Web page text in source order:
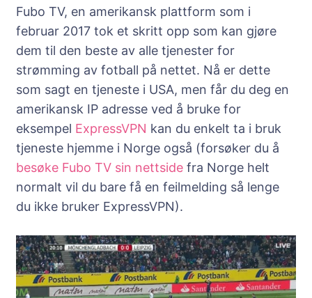
Fubo TV, en amerikansk plattform som i
februar 2017 tok et skritt opp som kan gjøre
dem til den beste av alle tjenester for
strømming av fotball på nettet. Nå er dette
som sagt en tjeneste i USA, men får du deg en
amerikansk IP adresse ved å bruke for
eksempel ExpressVPN kan du enkelt ta i bruk
tjeneste hjemme i Norge også (forsøker du å
besøke Fubo TV sin nettside fra Norge helt
normalt vil du bare få en feilmelding så lenge
du ikke bruker ExpressVPN).